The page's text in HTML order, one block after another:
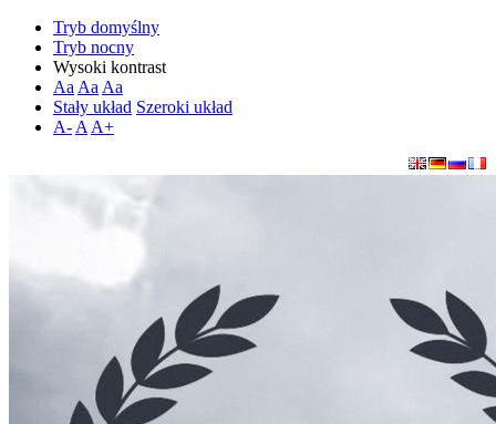
Tryb domyślny
Tryb nocny
Wysoki kontrast
Aa Aa Aa
Stały układ Szeroki układ
A- A A+